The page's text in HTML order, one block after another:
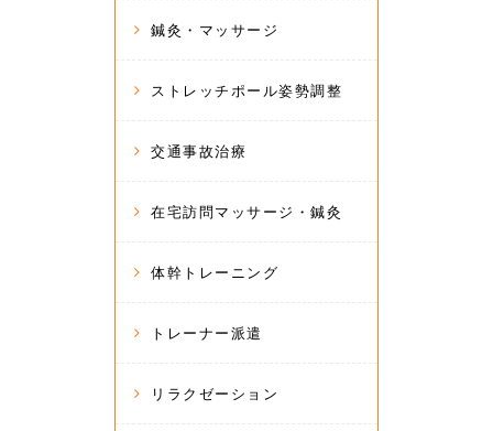
鍼灸・マッサージ
ストレッチポール姿勢調整
交通事故治療
在宅訪問マッサージ・鍼灸
体幹トレーニング
トレーナー派遣
リラクゼーション